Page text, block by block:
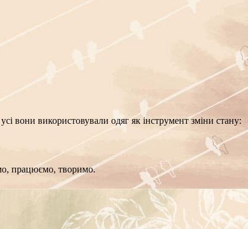
вони використовували одяг як інструмент зміни стану:
працюємо, творимо.